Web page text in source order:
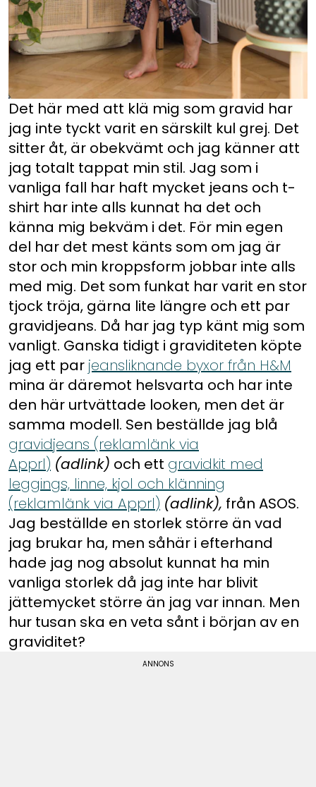
Det här med att klä mig som gravid har
jag inte tyckt varit en särskilt kul grej. Det
sitter åt, är obekvämt och jag känner att
jag totalt tappat min stil. Jag som i
vanliga fall har haft mycket jeans och t-
shirt har inte alls kunnat ha det och
känna mig bekväm i det. För min egen
del har det mest känts som om jag är
stor och min kroppsform jobbar inte alls
med mig. Det som funkat har varit en stor
tjock tröja, gärna lite längre och ett par
gravidjeans. Då har jag typ känt mig som
vanligt. Ganska tidigt i graviditeten köpte
jag ett par jeansliknande byxor från H&M
mina är däremot helsvarta och har inte
den här urtvättade looken, men det är
samma modell. Sen beställde jag blå
gravidjeans (reklamlänk via
Apprl) (adlink) och ett gravidkit med
leggings, linne, kjol och klänning
(reklamlänk via Apprl) (adlink), från ASOS.
Jag beställde en storlek större än vad
jag brukar ha, men såhär i efterhand
hade jag nog absolut kunnat ha min
vanliga storlek då jag inte har blivit
jättemycket större än jag var innan. Men
hur tusan ska en veta sånt i början av en
graviditet?